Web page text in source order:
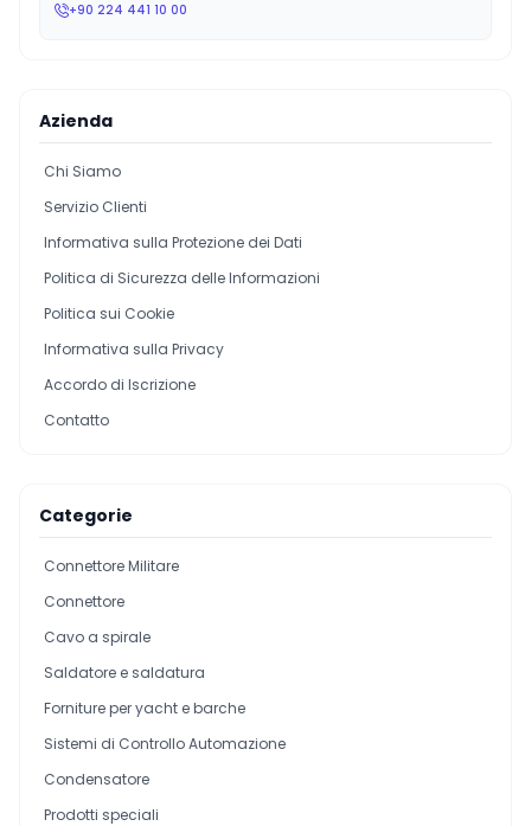
+90 224 441 10 00
Azienda
Chi Siamo
Servizio Clienti
Informativa sulla Protezione dei Dati
Politica di Sicurezza delle Informazioni
Politica sui Cookie
Informativa sulla Privacy
Accordo di Iscrizione
Contatto
Categorie
Connettore Militare
Connettore
Cavo a spirale
Saldatore e saldatura
Forniture per yacht e barche
Sistemi di Controllo Automazione
Condensatore
Prodotti speciali